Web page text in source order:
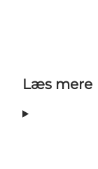
Læs mere